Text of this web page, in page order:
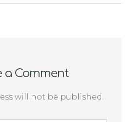
a Comment
will not be published.